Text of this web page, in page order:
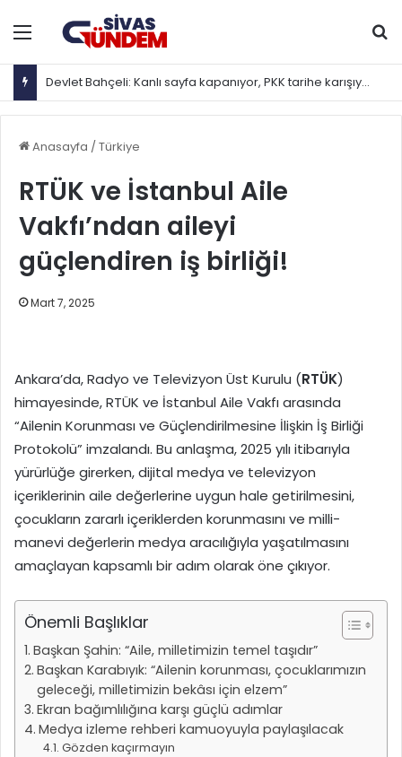
Menü
Devlet Bahçeli: Kanlı sayfa kapanıyor, PKK tarihe karışıyor
Anasayfa / Türkiye
RTÜK ve İstanbul Aile
Vakfı’ndan aileyi
güçlendiren iş birliği!
Mart 7, 2025
Ankara’da, Radyo ve Televizyon Üst Kurulu (RTÜK)
himayesinde, RTÜK ve İstanbul Aile Vakfı arasında
“Ailenin Korunması ve Güçlendirilmesine İlişkin İş Birliği
Protokolü” imzalandı. Bu anlaşma, 2025 yılı itibarıyla
yürürlüğe girerken, dijital medya ve televizyon
içeriklerinin aile değerlerine uygun hale getirilmesini,
çocukların zararlı içeriklerden korunmasını ve milli-
manevi değerlerin medya aracılığıyla yaşatılmasını
amaçlayan kapsamlı bir adım olarak öne çıkıyor.
Önemli Başlıklar
Başkan Şahin: “Aile, milletimizin temel taşıdır”
Başkan Karabıyık: “Ailenin korunması, çocuklarımızın
geleceği, milletimizin bekâsı için elzem”
Ekran bağımlılığına karşı güçlü adımlar
Medya izleme rehberi kamuoyuyla paylaşılacak
Gözden kaçırmayın